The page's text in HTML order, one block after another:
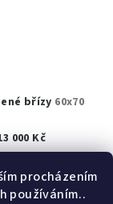
procházením
používáním..
břízy 60x70
000 Kč